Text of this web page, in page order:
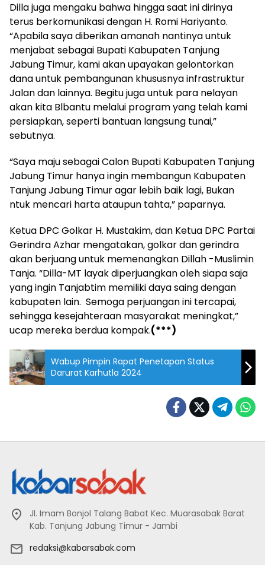
Dilla juga mengaku bahwa hingga saat ini dirinya
terus berkomunikasi dengan H. Romi Hariyanto.
“Apabila saya diberikan amanah nantinya untuk
menjabat sebagai Bupati Kabupaten Tanjung
Jabung Timur, kami akan upayakan gelontorkan
dana untuk pembangunan khususnya infrastruktur
Jalan dan lainnya. Begitu juga untuk para nelayan
akan kita Blbantu melalui program yang telah kami
persiapkan, seperti bantuan langsung tunai,”
sebutnya.
“Saya maju sebagai Calon Bupati Kabupaten Tanjung
Jabung Timur hanya ingin membangun Kabupaten
Tanjung Jabung Timur agar lebih baik lagi, Bukan
ntuk mencari harta ataupun tahta,” paparnya.
Ketua DPC Golkar H. Mustakim, dan Ketua DPC Partai
Gerindra Azhar mengatakan, golkar dan gerindra
akan berjuang untuk memenangkan Dillah -Muslimin
Tanja. “Dilla-MT layak diperjuangkan oleh siapa saja
yang ingin Tanjabtim memiliki daya saing dengan
kabupaten lain. Semoga perjuangan ini tercapai,
sehingga kesejahteraan masyarakat meningkat,”
ucap mereka berdua kompak.(***)
Wabup Pimpin Rapat Penetapan Status
Darurat Karhutla 2024
Jl. Imam Bonjol Talang Babat Kec. Muarasabak Barat
Kab. Tanjung Jabung Timur - Jambi
redaksi@kabarsabak.com